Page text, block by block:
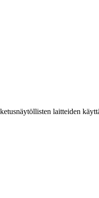
laitteiden